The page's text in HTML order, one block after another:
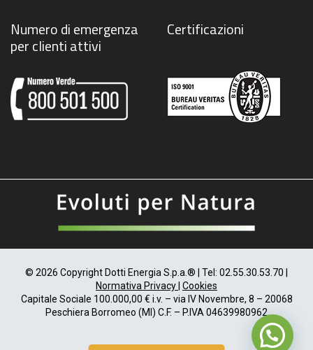
Numero di emergenza
per clienti attivi
Certificazioni
© 2026 Copyright Dotti Energia S.p.a.® | Tel: 02.55.30.53.70 |
Normativa Privacy Cookies
Capitale Sociale 100.000,00 € i.v. – via IV Novembre, 8 – 20068
Peschiera Borromeo (MI) C.F. – P.IVA 04639980962